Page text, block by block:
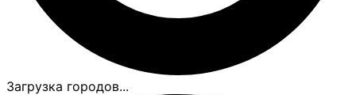
Загрузка городов...